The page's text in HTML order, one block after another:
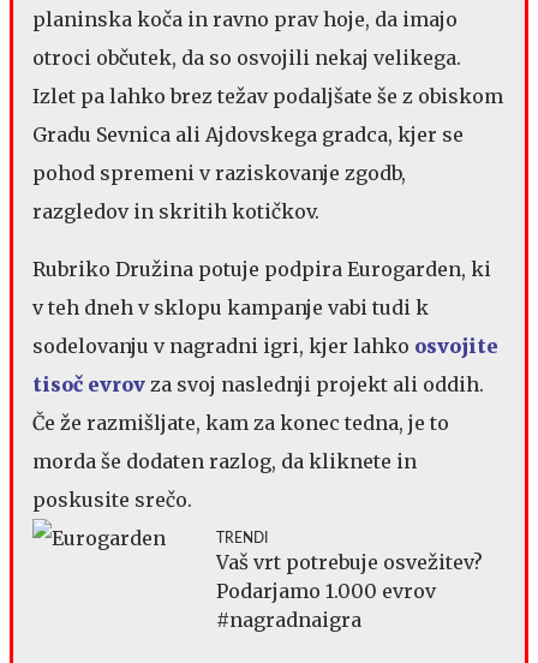
planinska koča in ravno prav hoje, da imajo
otroci občutek, da so osvojili nekaj velikega.
Izlet pa lahko brez težav podaljšate še z obiskom
Gradu Sevnica ali Ajdovskega gradca, kjer se
pohod spremeni v raziskovanje zgodb,
razgledov in skritih kotičkov.
Rubriko Družina potuje podpira Eurogarden, ki
v teh dneh v sklopu kampanje vabi tudi k
sodelovanju v nagradni igri, kjer lahko osvojite
tisoč evrov za svoj naslednji projekt ali oddih.
Če že razmišljate, kam za konec tedna, je to
morda še dodaten razlog, da kliknete in
poskusite srečo.
TRENDI
Vaš vrt potrebuje osvežitev?
Podarjamo 1.000 evrov
#nagradnaigra